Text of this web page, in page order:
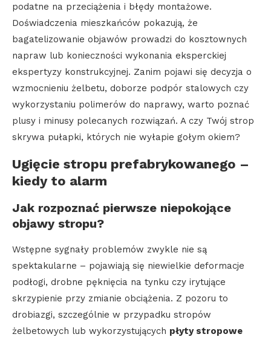
podatne na przeciążenia i błędy montażowe.
Doświadczenia mieszkańców pokazują, że
bagatelizowanie objawów prowadzi do kosztownych
napraw lub konieczności wykonania eksperckiej
ekspertyzy konstrukcyjnej. Zanim pojawi się decyzja o
wzmocnieniu żelbetu, doborze podpór stalowych czy
wykorzystaniu polimerów do naprawy, warto poznać
plusy i minusy polecanych rozwiązań. A czy Twój strop
skrywa pułapki, których nie wyłapie gołym okiem?
Ugięcie stropu prefabrykowanego –
kiedy to alarm
Jak rozpoznać pierwsze niepokojące
objawy stropu?
Wstępne sygnały problemów zwykle nie są
spektakularne – pojawiają się niewielkie deformacje
podłogi, drobne pęknięcia na tynku czy irytujące
skrzypienie przy zmianie obciążenia. Z pozoru to
drobiazgi, szczególnie w przypadku stropów
żelbetowych lub wykorzystujących płyty stropowe